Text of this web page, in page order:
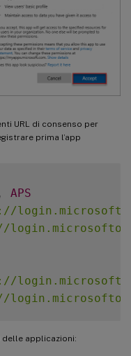
URL di consenso per
prima l’app
,
APS
applicazioni: